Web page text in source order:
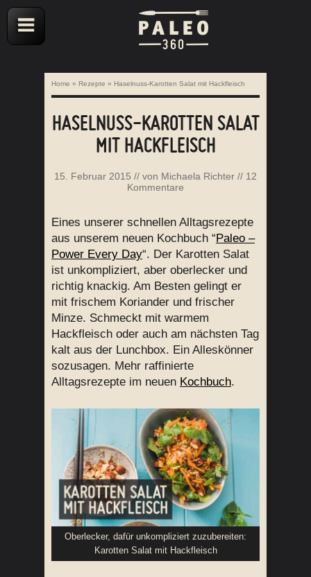
Home » Rezepte » Haselnuss-Karotten Salat mit Hackfleisch
HASELNUSS-KAROTTEN SALAT
MIT HACKFLEISCH
15. Februar 2015 // von Michaela Richter // 12
Kommentare
Eines unserer schnellen Alltagsrezepte
aus unserem neuen Kochbuch “ Paleo –
Power Every Day“. Der Karotten Salat
ist unkompliziert, aber oberlecker und
richtig knackig. Am Besten gelingt er
mit frischem Koriander und frischer
Minze. Schmeckt mit warmem
Hackfleisch oder auch am nächsten Tag
kalt aus der Lunchbox. Ein Alleskönner
sozusagen. Mehr raffinierte
Alltagsrezepte im neuen Kochbuch.
Oberlecker, dafür unkompliziert zuzubereiten:
Karotten Salat mit Hackfleisch